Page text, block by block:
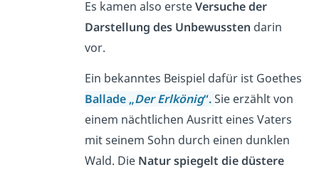
Es kamen also ersteVersuche der
Darstellung des Unbewussten darin
vor.
Ein bekanntes Beispiel dafür ist Goethes
Ballade „Der Erlkönig“.Sie erzählt von
einem nächtlichen Ausritt eines Vaters
mit seinem Sohn durch einen dunklen
Wald. Die Natur spiegelt die düstere